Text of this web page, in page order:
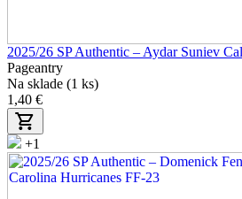
2025/26 SP Authentic – Aydar Suniev
Pageantry
Na sklade (1 ks)
1,40 €
+1